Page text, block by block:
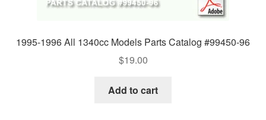
1995-1996 All 1340cc Models Parts Catalog #99450-96
$19.00
Add to cart